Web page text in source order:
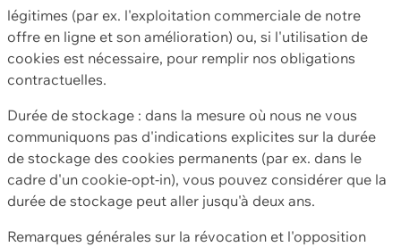
légitimes (par ex. l'exploitation commerciale de notre
offre en ligne et son amélioration) ou, si l'utilisation de
cookies est nécessaire, pour remplir nos obligations
contractuelles.
Durée de stockage : dans la mesure où nous ne vous
communiquons pas d'indications explicites sur la durée
de stockage des cookies permanents (par ex. dans le
cadre d'un cookie-opt-in), vous pouvez considérer que la
durée de stockage peut aller jusqu'à deux ans.
Remarques générales sur la révocation et l'opposition